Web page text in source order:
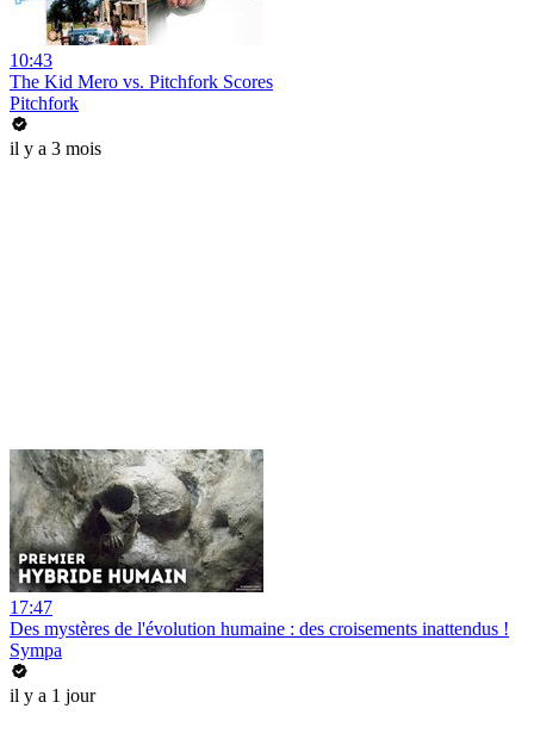
10:43
The Kid Mero vs. Pitchfork Scores
Pitchfork
il y a 3 mois
17:47
Des mystères de l'évolution humaine : des croisements inattendus !
Sympa
il y a 1 jour